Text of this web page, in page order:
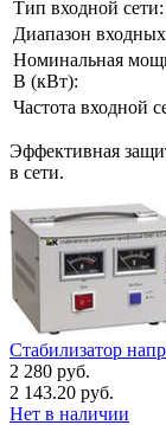
Тип входной сети:
Диапазон
Номинальная
В (кВт):
Частота входной
Эффективная
в сети.
Стабилизатор
2 280 руб.
2 143.20 руб.
Нет в наличии